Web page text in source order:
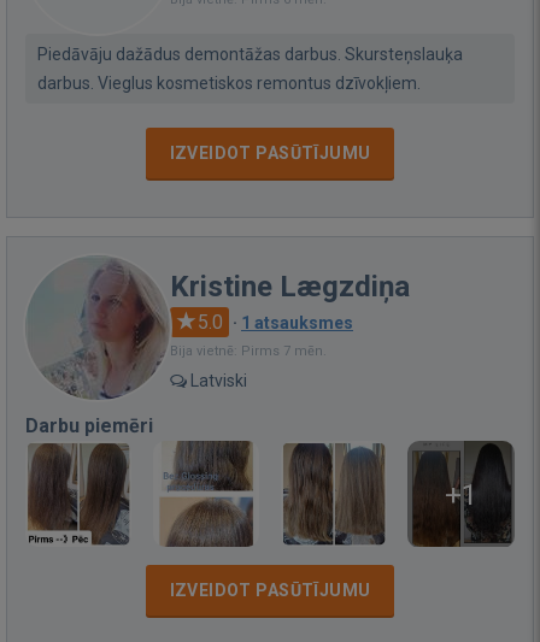
Piedāvāju dažādus demontāžas darbus. Skursteņslauķa
darbus. Vieglus kosmetiskos remontus dzīvokļiem.
IZVEIDOT PASŪTĪJUMU
Kristine Lægzdiņa
5.0 · 1 atsauksmes
Bija vietnē: Pirms 7 mēn.
Latviski
Darbu piemēri
+1
IZVEIDOT PASŪTĪJUMU